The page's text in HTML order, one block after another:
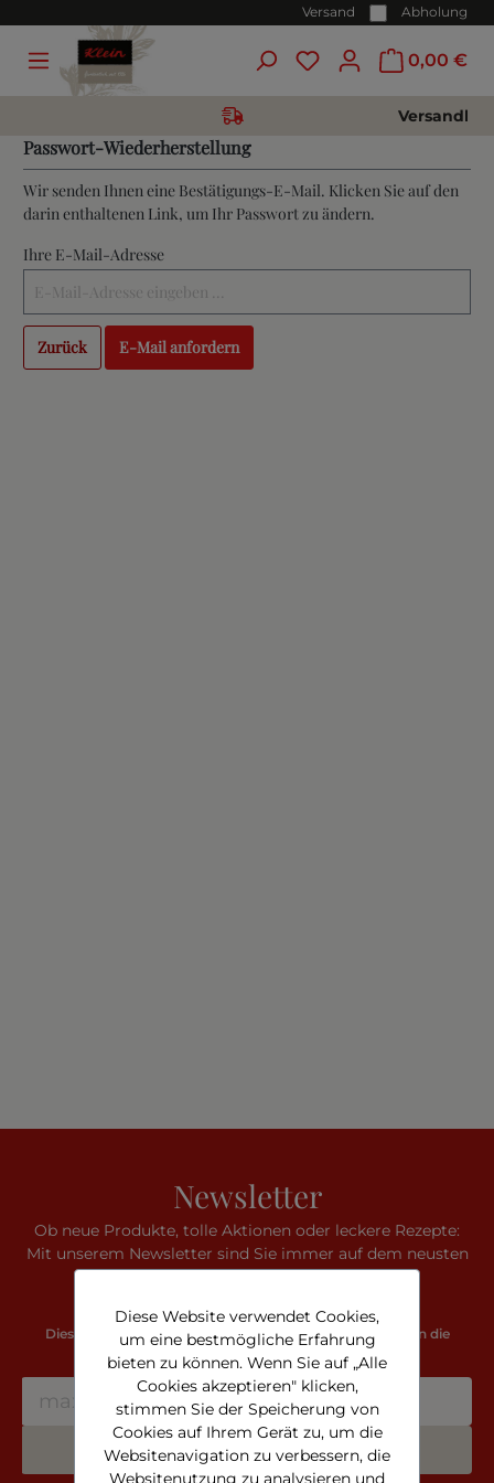
Versand Abholung
0,00 €
Passwort-Wiederherstellung
Wir senden Ihnen eine Bestätigungs-E-Mail. Klicken Sie auf den
darin enthaltenen Link, um Ihr Passwort zu ändern.
Ihre E-Mail-Adresse
Zurück E-Mail anfordern
Newsletter
Ob neue Produkte, tolle Aktionen oder leckere Rezepte:
Mit unserem Newsletter sind Sie immer auf dem neusten
Stand. Erfahren Sie es zuerst!
Diese Seite ist durch reCAPTCHA geschützt und es gelten die
Datenschutzrichtlinie
undNutzungsbedingungen
Jetzt anmelden
Diese Website verwendet Cookies,
um eine bestmögliche Erfahrung
bieten zu können. Wenn Sie auf „Alle
Cookies akzeptieren" klicken,
stimmen Sie der Speicherung von
Cookies auf Ihrem Gerät zu, um die
Websitenavigation zu verbessern, die
Websitenutzung zu analysieren und